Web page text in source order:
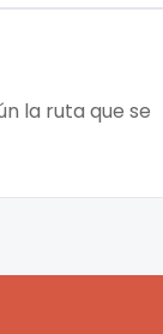
la ruta que se